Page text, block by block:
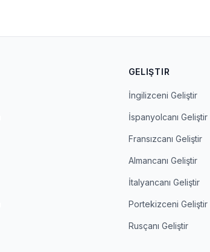
GELIŞTIR
İngilizceni Geliştir
İspanyolcanı Geliştir
Fransızcanı Geliştir
Almancanı Geliştir
İtalyancanı Geliştir
Portekizceni Geliştir
Rusçanı Geliştir